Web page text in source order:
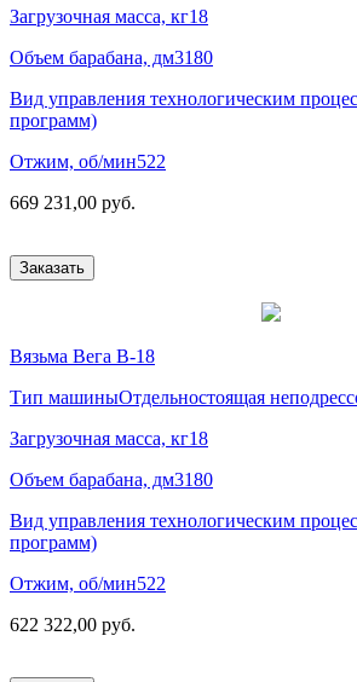
Загрузочная масса, кг18
Объем барабана, дм3180
Вид управления технологическим
программ)
Отжим, об/мин522
669 231,00 руб.
Заказать
Вязьма Вега В-18
Тип машиныОтдельностоящая
Загрузочная масса, кг18
Объем барабана, дм3180
Вид управления технологическим
программ)
Отжим, об/мин522
622 322,00 руб.